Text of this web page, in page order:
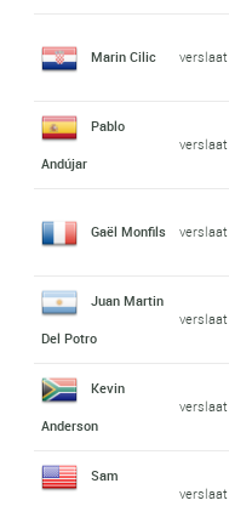
Marin Cilic verslaat
Pablo
Andújar
verslaat
Gaël Monfils verslaat
Juan Martin
Del Potro
verslaat
Kevin
Anderson
verslaat
Sam
verslaat